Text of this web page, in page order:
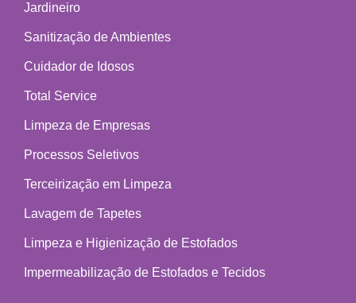
Jardineiro
Sanitização de Ambientes
Cuidador de Idosos
Total Service
Limpeza de Empresas
Processos Seletivos
Terceirização em Limpeza
Lavagem de Tapetes
Limpeza e Higienização de Estofados
Impermeabilização de Estofados e Tecidos